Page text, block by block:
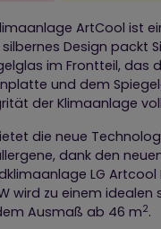
ArtCool ist
Design packt
im Frontteil, das
und dem
der Klimaanlage
die neue
dank den
LG Artcool
wird zu einem
Ausmaß ab 46 m2.